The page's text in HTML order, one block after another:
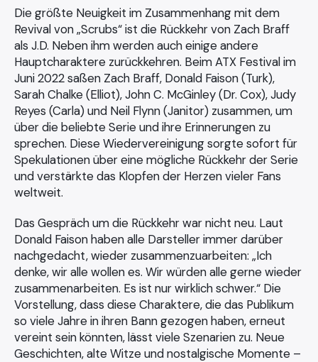
Die größte Neuigkeit im Zusammenhang mit dem
Revival von „Scrubs“ ist die Rückkehr von Zach Braff
als J.D. Neben ihm werden auch einige andere
Hauptcharaktere zurückkehren. Beim ATX Festival im
Juni 2022 saßen Zach Braff, Donald Faison (Turk),
Sarah Chalke (Elliot), John C. McGinley (Dr. Cox), Judy
Reyes (Carla) und Neil Flynn (Janitor) zusammen, um
über die beliebte Serie und ihre Erinnerungen zu
sprechen. Diese Wiedervereinigung sorgte sofort für
Spekulationen über eine mögliche Rückkehr der Serie
und verstärkte das Klopfen der Herzen vieler Fans
weltweit.
Das Gespräch um die Rückkehr war nicht neu. Laut
Donald Faison haben alle Darsteller immer darüber
nachgedacht, wieder zusammenzuarbeiten: „Ich
denke, wir alle wollen es. Wir würden alle gerne wieder
zusammenarbeiten. Es ist nur wirklich schwer.“ Die
Vorstellung, dass diese Charaktere, die das Publikum
so viele Jahre in ihren Bann gezogen haben, erneut
vereint sein könnten, lässt viele Szenarien zu. Neue
Geschichten, alte Witze und nostalgische Momente –